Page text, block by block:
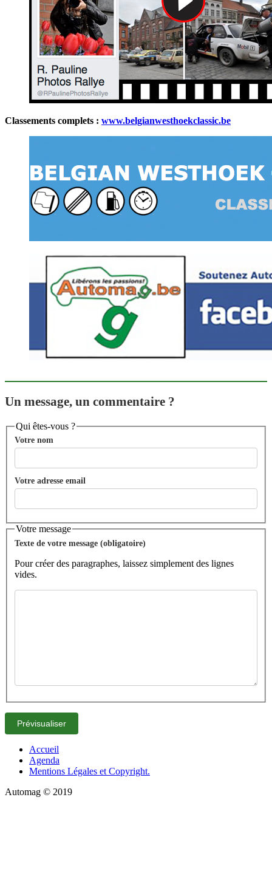
Classements complets : www.belgianwesthoekclassic.be
Un message, un commentaire ?
Qui êtes-vous ?
Votre nom
Votre adresse email
Votre message
Texte de votre message (obligatoire)
Pour créer des paragraphes, laissez simplement des lignes
vides.
Accueil
Agenda
Mentions Légales et Copyright.
Automag © 2019